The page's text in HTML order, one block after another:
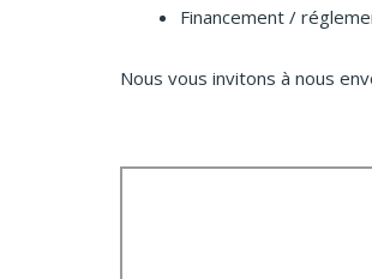
Financement /
Nous vous invitons à nous